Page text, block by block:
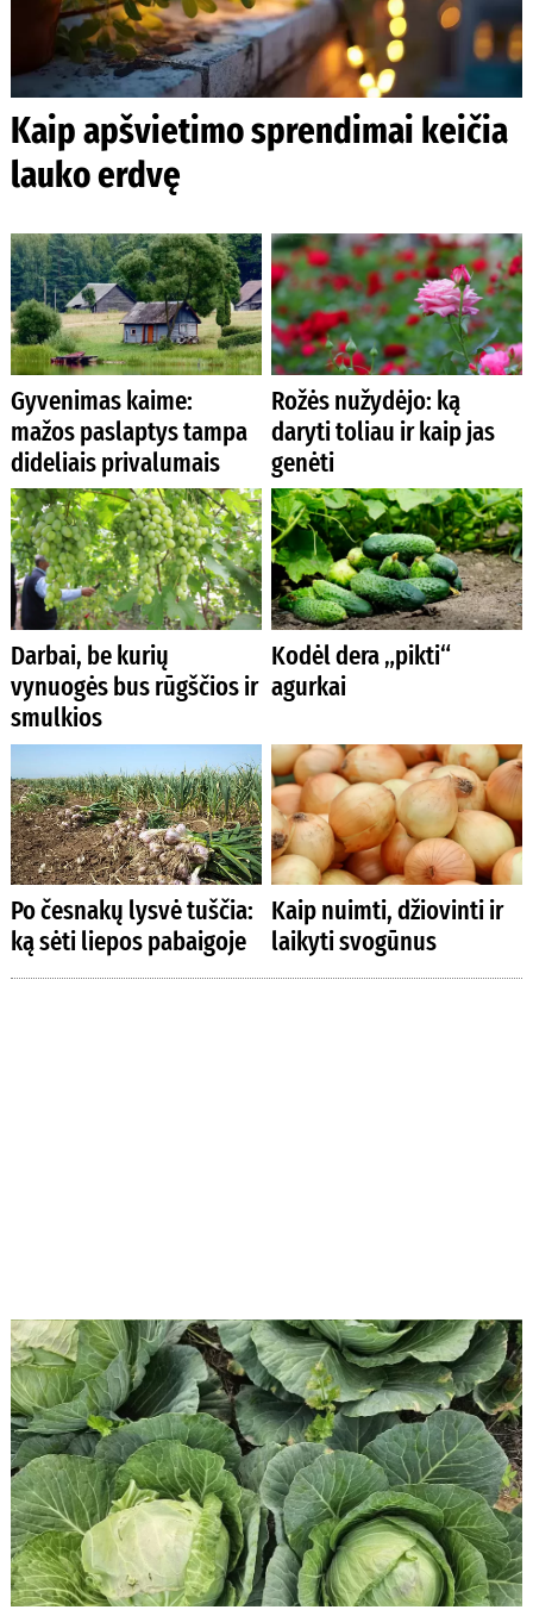
Kaip apšvietimo sprendimai keičia
lauko erdvę
Gyvenimas kaime:
mažos paslaptys tampa
dideliais privalumais
Rožės nužydėjo: ką
daryti toliau ir kaip jas
genėti
Darbai, be kurių
vynuogės bus rūgščios ir
smulkios
Kodėl dera „pikti“
agurkai
Po česnakų lysvė tuščia:
ką sėti liepos pabaigoje
Kaip nuimti, džiovinti ir
laikyti svogūnus